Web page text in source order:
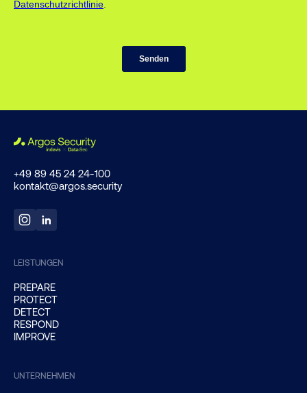
+49 89 45 24 24-100
kontakt@argos.security
LEISTUNGEN
PREPARE
PROTECT
DETECT
RESPOND
IMPROVE
UNTERNEHMEN